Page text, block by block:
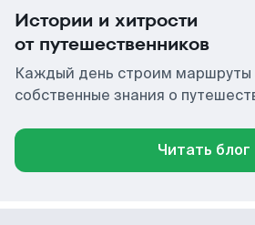
Истории и хитрости
от путешественников
Каждый день строим маршруты
собственные знания о
Читать блог